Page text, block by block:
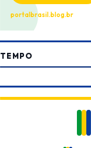
portalbrasil.blog.br
TEMPO